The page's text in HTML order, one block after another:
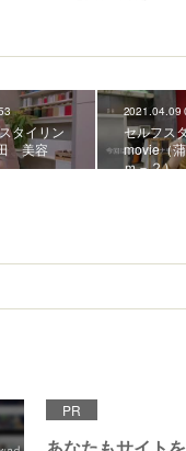
タイリン
美容
2021.04.09
セルフス
movie（
ｍ－２）
PR